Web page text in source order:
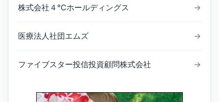
株式会社４℃ホールディングス →
医療法人社団エムズ →
ファイブスター投信投資顧問株式会社 →